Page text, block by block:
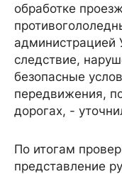
обработке
администрацией
следствие,
безопасные
передвижения,
дорогах, -
По итогам
представление